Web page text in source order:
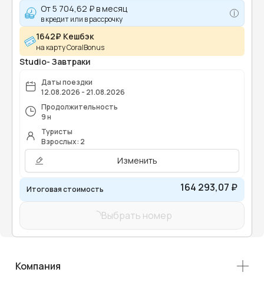
От5 704,62 ₽в месяц
в кредит или в рассрочку
1642₽ Кешбэк
на карту CoralBonus
Studio- Завтраки
Даты поездки
12.08.2026 - 21.08.2026
Продолжительность
9 н
Туристы
Взрослых: 2
Изменить
Итоговая стоимость 164 293,07 ₽
Выбрать номер
Компания